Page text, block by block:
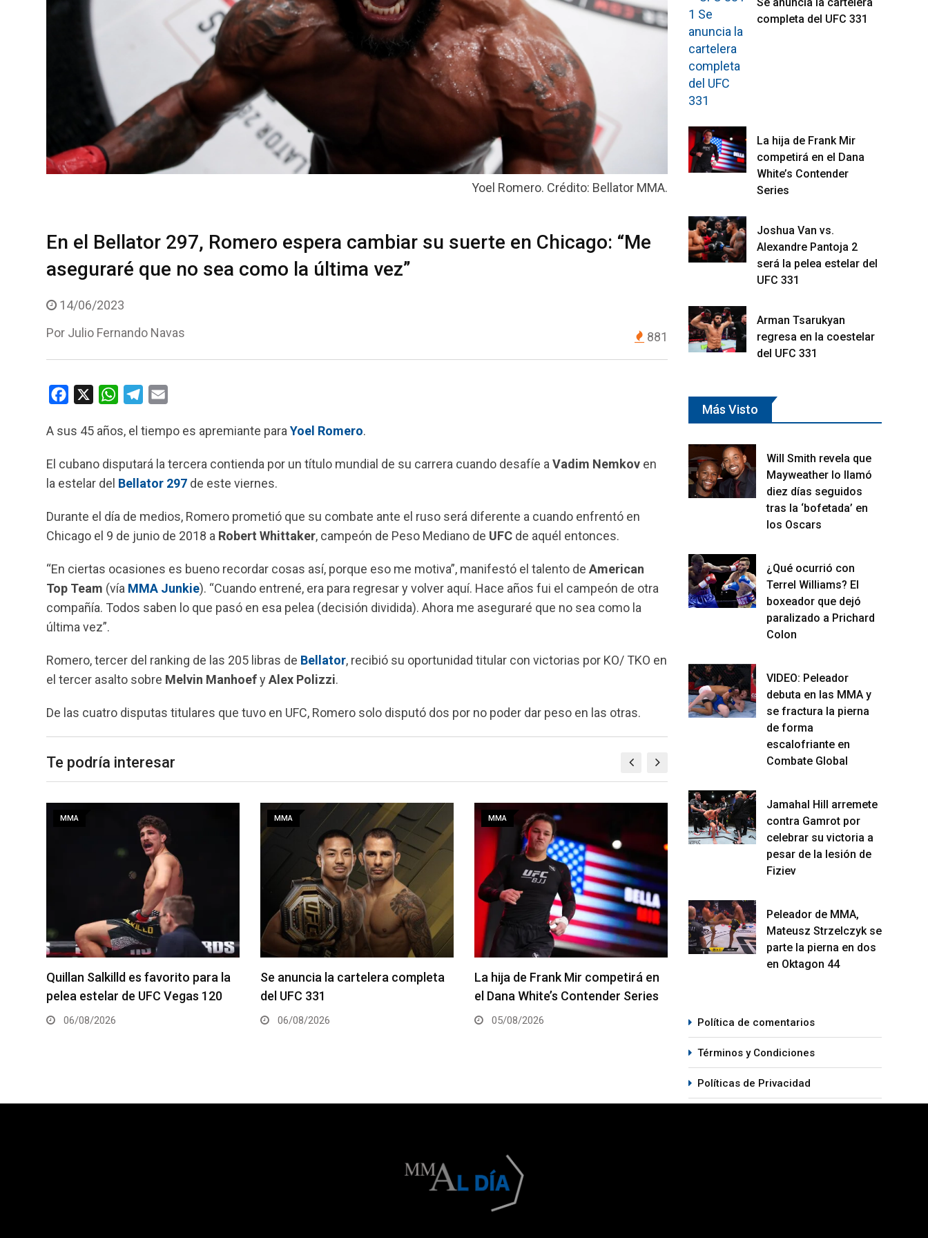
Yoel Romero. Crédito: Bellator MMA.
En el Bellator 297, Romero espera cambiar su suerte en Chicago: “Me
aseguraré que no sea como la última vez”
14/06/2023
Por Julio Fernando Navas 881
c
b
o
W
a
s
A
p
l
g
r
m
a
l
A sus 45 años, el tiempo es apremiante para Yoel Romero.
El cubano disputará la tercera contienda por un título mundial de su carrera cuando desafíe a Vadim Nemkov en
la estelar del Bellator 297 de este viernes.
Durante el día de medios, Romero prometió que su combate ante el ruso será diferente a cuando enfrentó en
Chicago el 9 de junio de 2018 a Robert Whittaker, campeón de Peso Mediano de UFC de aquél entonces.
“En ciertas ocasiones es bueno recordar cosas así, porque eso me motiva”, manifestó el talento de American
Top Team (vía MMA Junkie). “Cuando entrené, era para regresar y volver aquí. Hace años fui el campeón de otra
compañía. Todos saben lo que pasó en esa pelea (decisión dividida). Ahora me aseguraré que no sea como la
última vez”.
Romero, tercer del ranking de las 205 libras de Bellator, recibió su oportunidad titular con victorias por KO/ TKO en
el tercer asalto sobre Melvin ManhoefyAlex Polizzi.
De las cuatro disputas titulares que tuvo en UFC, Romero solo disputó dos por no poder dar peso en las otras.
Te podría interesar
MMA
Se anuncia la cartelera completa
del UFC 331
06/08/2026
MMA
La hija de Frank Mir competirá en
el Dana White’s Contender Series
05/08/2026
MMA
Joshua Van vs. Alexandre Pantoja
2 será la pelea estelar del UFC 331
05/08/2026
MMA
05/08/2026
completa del UFC 331
La hija de Frank Mir
competirá en el Dana
White’s Contender
Series
Joshua Van vs.
Alexandre Pantoja 2
será la pelea estelar del
UFC 331
Arman Tsarukyan
regresa en la coestelar
del UFC 331
Más Visto
Will Smith revela que
Mayweather lo llamó
diez días seguidos
tras la ‘bofetada’ en
los Oscars
¿Qué ocurrió con
Terrel Williams? El
boxeador que dejó
paralizado a Prichard
Colon
VIDEO: Peleador
debuta en las MMA y
se fractura la pierna
de forma
escalofriante en
Combate Global
Jamahal Hill arremete
contra Gamrot por
celebrar su victoria a
pesar de la lesión de
Fiziev
Peleador de MMA,
Mateusz Strzelczyk se
parte la pierna en dos
en Oktagon 44
Política de comentarios
Términos y Condiciones
Políticas de Privacidad